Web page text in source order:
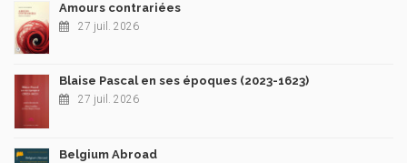
Amours contrariées
27 juil. 2026
Blaise Pascal en ses époques (2023-1623)
27 juil. 2026
Belgium Abroad